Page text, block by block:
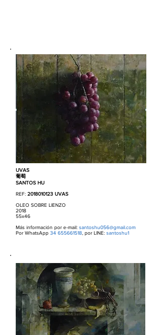
UVAS
葡萄
SANTOS HU
REF: 2018010123 UVAS
OLEO SOBRE LIENZO
2018
55x46
Más información por e-mail: santoshu056@gmail.com
Por WhatsApp 34 655661518 , por LINE: santoshu1